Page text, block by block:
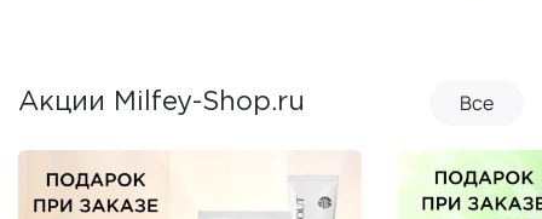
Акции Milfey-Shop.ru Все